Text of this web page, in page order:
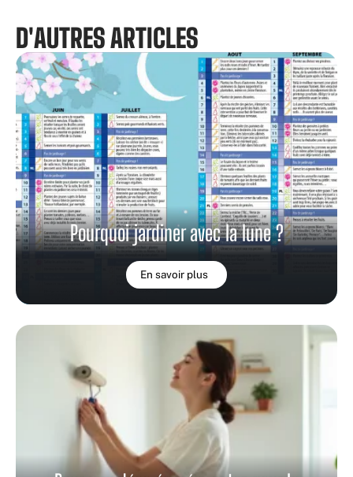
D'AUTRES ARTICLES
Pourquoi jardiner avec la lune ?
En savoir plus